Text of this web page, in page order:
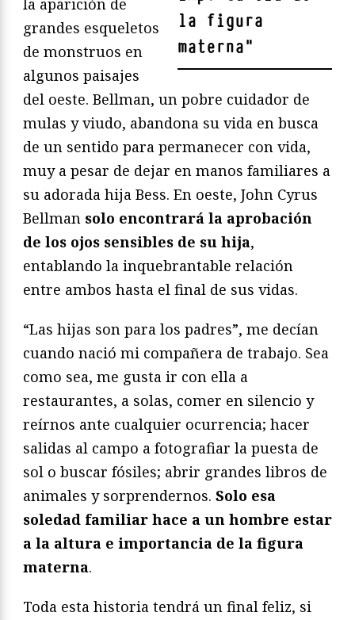
la figura
materna"
la aparición de
grandes esqueletos
de monstruos en
algunos paisajes
del oeste. Bellman, un pobre cuidador de
mulas y viudo, abandona su vida en busca
de un sentido para permanecer con vida,
muy a pesar de dejar en manos familiares a
su adorada hija Bess. En oeste, John Cyrus
Bellman solo encontrará la aprobación
de los ojos sensibles de su hija,
entablando la inquebrantable relación
entre ambos hasta el final de sus vidas.
“Las hijas son para los padres”, me decían
cuando nació mi compañera de trabajo. Sea
como sea, me gusta ir con ella a
restaurantes, a solas, comer en silencio y
reírnos ante cualquier ocurrencia; hacer
salidas al campo a fotografiar la puesta de
sol o buscar fósiles; abrir grandes libros de
animales y sorprendernos. Solo esa
soledad familiar hace a un hombre estar
a la altura e importancia de la figura
materna.
Toda esta historia tendrá un final feliz, si